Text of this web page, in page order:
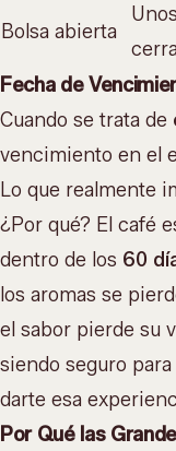
Bolsa abierta
Fecha de
Cuando se trata de
vencimiento en el
Lo que realmente
¿Por qué? El café
dentro de los 60
los aromas se
el sabor pierde su
siendo seguro
darte esa
Por Qué las